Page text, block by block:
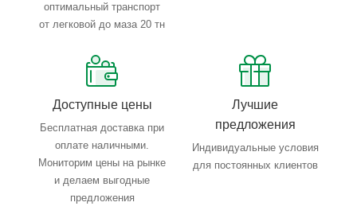
оптимальный транспорт
от легковой до маза 20 тн
Доступные цены
Бесплатная доставка при
оплате наличными.
Мониторим цены на рынке
и делаем выгодные
предложения
Лучшие
предложения
Индивидуальные условия
для постоянных клиентов